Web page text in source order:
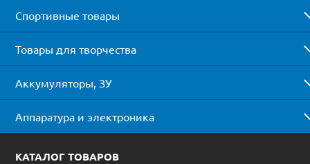
Спортивные товары
Товары для творчества
Аккумуляторы, ЗУ
Аппаратура и электроника
КАТАЛОГ ТОВАРОВ